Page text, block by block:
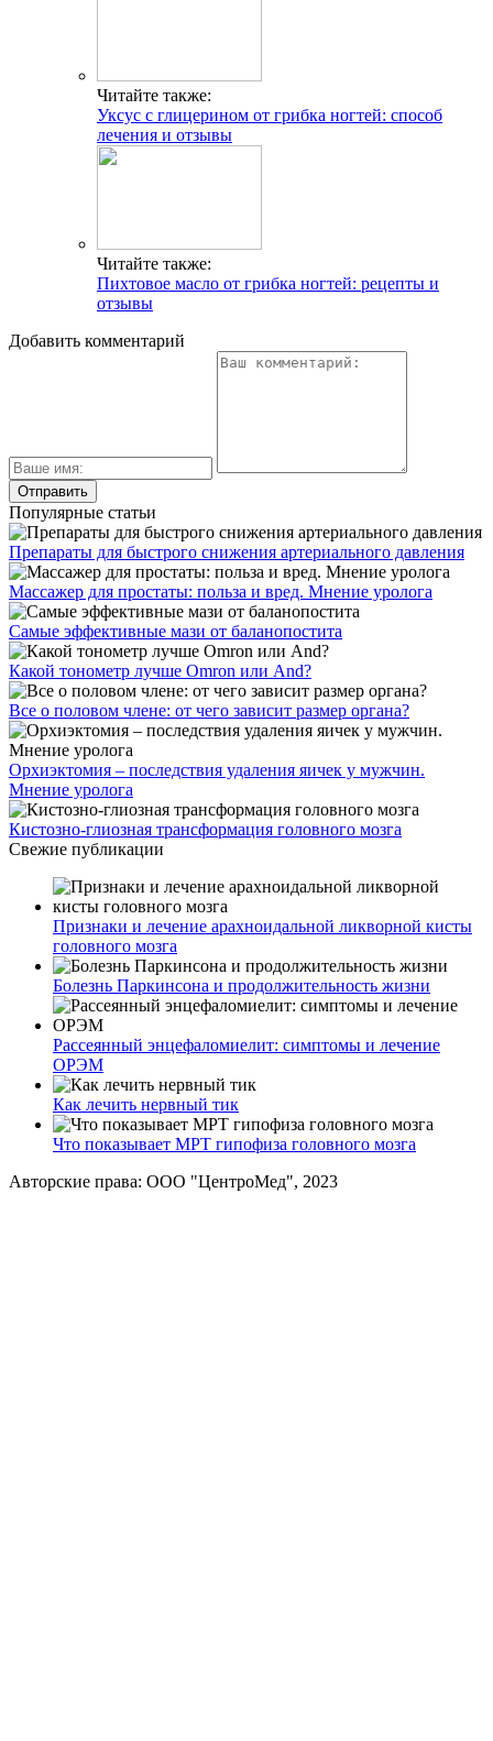
Читайте также:
Уксус с глицерином от грибка ногтей: способ
лечения и отзывы
Читайте также:
Пихтовое масло от грибка ногтей: рецепты и
отзывы
Добавить комментарий
Популярные статьи
Препараты для быстрого снижения артериального давления
Массажер для простаты: польза и вред. Мнение уролога
Самые эффективные мази от баланопостита
Какой тонометр лучше Omron или And?
Все о половом члене: от чего зависит размер органа?
Орхиэктомия – последствия удаления яичек у мужчин.
Мнение уролога
Кистозно-глиозная трансформация головного мозга
Свежие публикации
Признаки и лечение арахноидальной ликворной кисты
головного мозга
Болезнь Паркинсона и продолжительность жизни
Рассеянный энцефаломиелит: симптомы и лечение
ОРЭМ
Как лечить нервный тик
Что показывает МРТ гипофиза головного мозга
Авторские права: ООО "ЦентроМед", 2023